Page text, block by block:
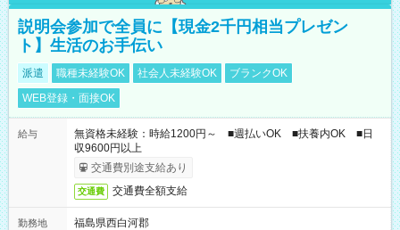
説明会参加で全員に【現金2千円相当プレゼン
ト】生活のお手伝い
派遣 職種未経験OK 社会人未経験OK
ブランクOK
WEB登録・面接OK
給与
無資格未経験：時給1200円～ ■週払いOK ■扶養内OK ■日
収9600円以上
交通費別途支給あり
交通費 交通費全額支給
勤務地
福島県西白河郡